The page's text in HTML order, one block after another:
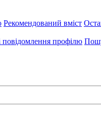
Рекомендований вміст
повідомлення профілю